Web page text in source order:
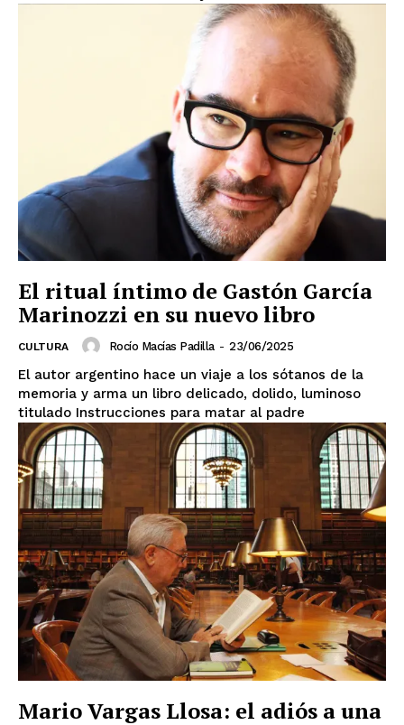
El Suplemento
El ritual íntimo de Gastón García
Marinozzi en su nuevo libro
CULTURA Rocío Macías Padilla - 23/06/2025
El autor argentino hace un viaje a los sótanos de la
memoria y arma un libro delicado, dolido, luminoso
titulado Instrucciones para matar al padre
Mario Vargas Llosa: el adiós a una